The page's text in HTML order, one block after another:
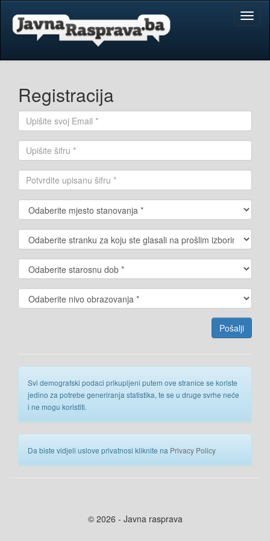
Registracija
Svi demografski podaci prikupljeni putem ove stranice se koriste
jedino za potrebe generiranja statistika, te se u druge svrhe neće
i ne mogu koristiti.
Da biste vidjeli uslove privatnosi kliknite na Privacy Policy
© 2026 - Javna rasprava